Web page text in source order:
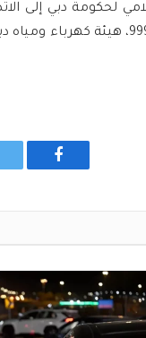
لحكومة دبي إلى
فيسبوك